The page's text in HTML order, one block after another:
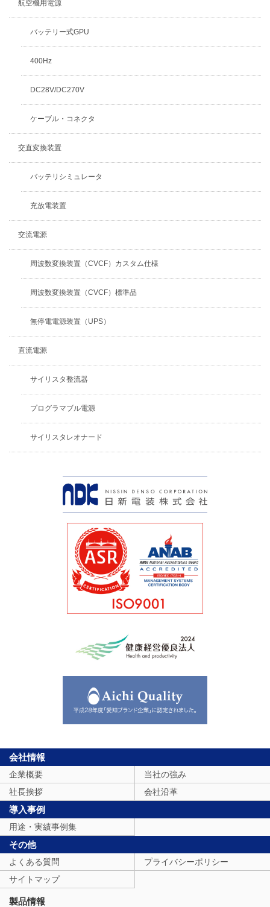
航空機用電源
バッテリー式GPU
400Hz
DC28V/DC270V
ケーブル・コネクタ
交直変換装置
バッテリシミュレータ
充放電装置
交流電源
周波数変換装置（CVCF）カスタム仕様
周波数変換装置（CVCF）標準品
無停電電源装置（UPS）
直流電源
サイリスタ整流器
プログラマブル電源
サイリスタレオナード
会社情報
企業概要
当社の強み
社長挨拶
会社沿革
導入事例
用途・実績事例集
その他
よくある質問
プライバシーポリシー
サイトマップ
製品情報